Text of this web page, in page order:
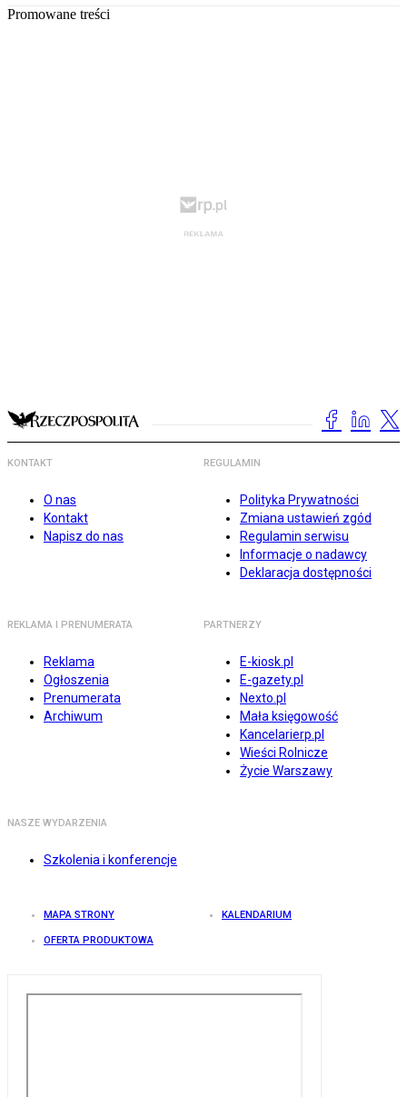
Promowane treści
KONTAKT
O nas
Kontakt
Napisz do nas
REGULAMIN
Polityka Prywatności
Zmiana ustawień zgód
Regulamin serwisu
Informacje o nadawcy
Deklaracja dostępności
REKLAMA I PRENUMERATA
Reklama
Ogłoszenia
Prenumerata
Archiwum
PARTNERZY
E-kiosk.pl
E-gazety.pl
Nexto.pl
Mała księgowość
Kancelarierp.pl
Wieści Rolnicze
Życie Warszawy
NASZE WYDARZENIA
Szkolenia i konferencje
MAPA STRONY KALENDARIUM
OFERTA PRODUKTOWA